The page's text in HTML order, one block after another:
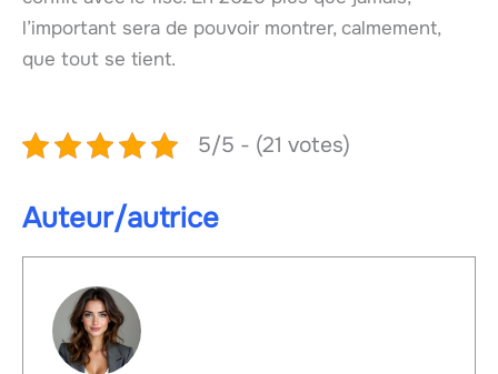
l’important sera de pouvoir montrer, calmement,
que tout se tient.
5/5 - (21 votes)
Auteur/autrice